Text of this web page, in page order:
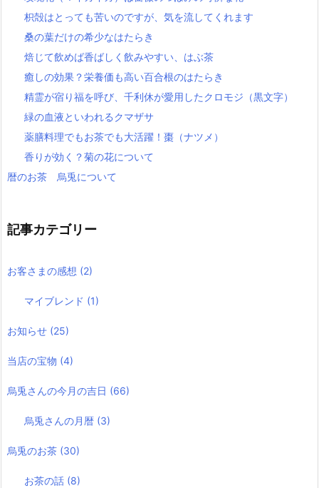
枳殻はとっても苦いのですが、気を流してくれます
桑の葉だけの希少なはたらき
焙じて飲めば香ばしく飲みやすい、はぶ茶
癒しの効果？栄養価も高い百合根のはたらき
精霊が宿り福を呼び、千利休が愛用したクロモジ（黒文字）
緑の血液といわれるクマザサ
薬膳料理でもお茶でも大活躍！棗（ナツメ）
香りが効く？菊の花について
暦のお茶 烏兎について
記事カテゴリー
お客さまの感想 (2)
マイブレンド (1)
お知らせ (25)
当店の宝物 (4)
烏兎さんの今月の吉日 (66)
烏兎さんの月暦 (3)
烏兎のお茶 (30)
お茶の話 (8)